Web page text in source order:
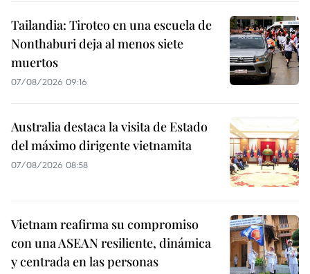
Tailandia: Tiroteo en una escuela de
Nonthaburi deja al menos siete
muertos
07/08/2026 09:16
Australia destaca la visita de Estado
del máximo dirigente vietnamita
07/08/2026 08:58
Vietnam reafirma su compromiso
con una ASEAN resiliente, dinámica
y centrada en las personas